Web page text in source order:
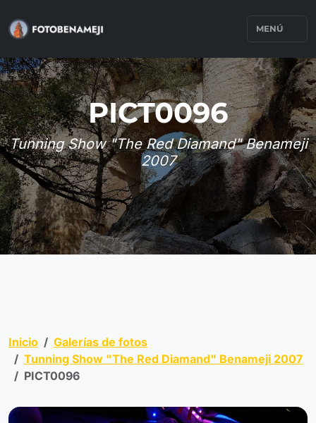
MENÚ
PICT0096
Tunning Show "The Red Diamand" Benameji
2007
Inicio
Galerías de fotos
Tunning Show "The Red Diamand" Benameji 2007
PICT0096